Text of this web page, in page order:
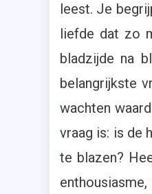
leest. Je
liefde dat zo
bladzijde na
belangrijkste
wachten
vraag is: is de
te blazen?